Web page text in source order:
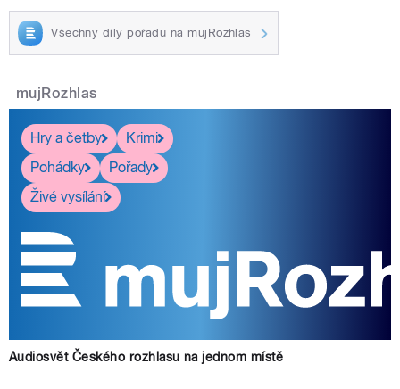
Všechny díly pořadu na mujRozhlas
mujRozhlas
Hry a četby
Krimi
Pohádky
Pořady
Živé vysílání
Audiosvět Českého rozhlasu na jednom místě